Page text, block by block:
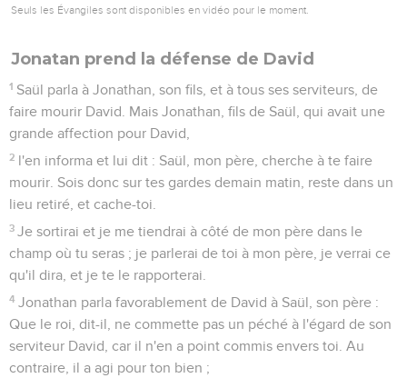
Seuls les Évangiles sont disponibles en vidéo pour le moment.
Jonatan prend la défense de David
1 Saül parla à Jonathan, son fils, et à tous ses serviteurs, de
faire mourir David. Mais Jonathan, fils de Saül, qui avait une
grande affection pour David,
2 l'en informa et lui dit : Saül, mon père, cherche à te faire
mourir. Sois donc sur tes gardes demain matin, reste dans un
lieu retiré, et cache-toi.
3 Je sortirai et je me tiendrai à côté de mon père dans le
champ où tu seras ; je parlerai de toi à mon père, je verrai ce
qu'il dira, et je te le rapporterai.
4 Jonathan parla favorablement de David à Saül, son père :
Que le roi, dit-il, ne commette pas un péché à l'égard de son
serviteur David, car il n'en a point commis envers toi. Au
contraire, il a agi pour ton bien ;